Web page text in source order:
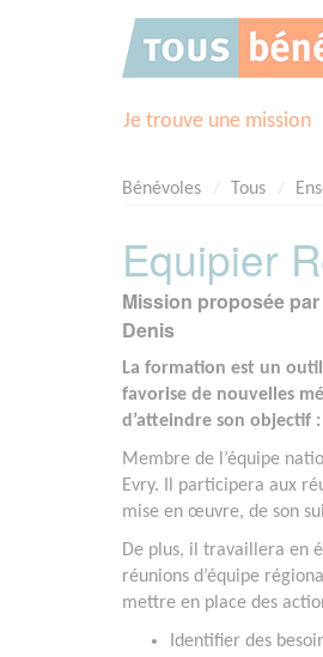
Je trouve une mission
Bénévoles Tous
Equipier
Mission proposée par
Denis
La formation est un
favorise de nouvelles
d’atteindre son objectif
Membre de l’équipe
Evry. Il participera aux
mise en œuvre, de son
De plus, il travaillera en
réunions d’équipe
mettre en place des
Identifier des